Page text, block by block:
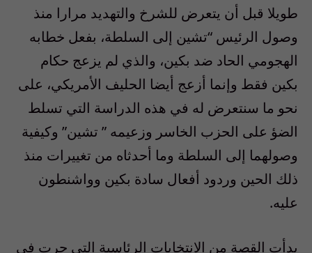
طويلا قبل أن يتعرض للشرخ والتهديد مرارا منذ
وصول الرئيس “تشين إلى السلطة، بفعل خطابه
الهجومي الحاد ضد بكين، والذي لم يزعج حكام
بكين فقط وإنما أزعج أيضا الحليف الأمريكي، على
نحو ما سنتعرض له في هذه الدراسة التي تسلط
الضؤ على الحزب الخاسر وزعيمه ” تشين” وكيفية
وصولهما إلى السلطة وما أحدثاه من تغييرات منذ
ذلك الحين وردود أفعال سادة بكين وواشنطون
عليه.
بدأت القصة من الانتخابات الرئاسية التي جرت في